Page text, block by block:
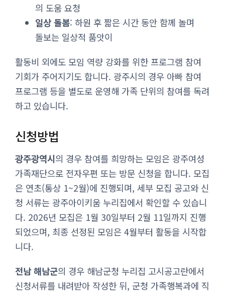
의 도움 요청
일상 돌봄: 하원 후 짧은 시간 동안 함께 놀며
돌보는 일상적 품앗이
활동비 외에도 모임 역량 강화를 위한 프로그램 참여
기회가 주어지기도 합니다. 광주시의 경우 아빠 참여
프로그램 등을 별도로 운영해 가족 단위의 참여를 독려
하고 있습니다.
신청방법
광주광역시의 경우 참여를 희망하는 모임은 광주여성
가족재단으로 전자우편 또는 방문 신청을 합니다. 모집
은 연초(통상 1~2월)에 진행되며, 세부 모집 공고와 신
청 서류는 광주아이키움 누리집에서 확인할 수 있습니
다. 2026년 모집은 1월 30일부터 2월 11일까지 진행
되었으며, 최종 선정된 모임은 4월부터 활동을 시작합
니다.
전남 해남군의 경우 해남군청 누리집 고시공고란에서
신청서류를 내려받아 작성한 뒤, 군청 가족행복과에 직